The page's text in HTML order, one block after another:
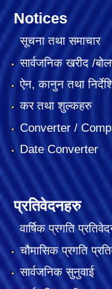
Notices
सूचना तथा समाचार
सार्वजनिक खरीद /
ऐन, कानुन तथा
कर तथा शुल्कहरु
Converter /
Date Converter
प्रतिवेदनहरु
वार्षिक प्रगति
चौमासिक प्रगति
सार्वजनिक सुनुवाई